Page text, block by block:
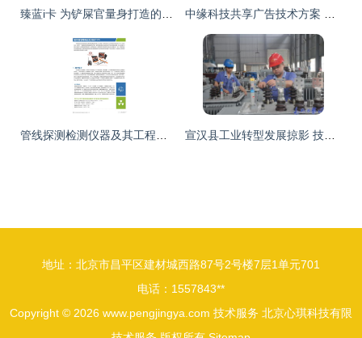
臻蓝i卡 为铲屎官量身打造的专业宠物技术服务 中缘科技共享广告技术方案 开启秦皇岛数字营销新篇章
管线探测检测仪器及其工程技术服务综合图册 宣汉县工业转型发展掠影 技术服务驱动产业升级
地址：北京市昌平区建材城西路87号2号楼7层1单元701
电话：1557843**
Copyright © 2026 www.pengjingya.com 技术服务 北京心琪科技有限